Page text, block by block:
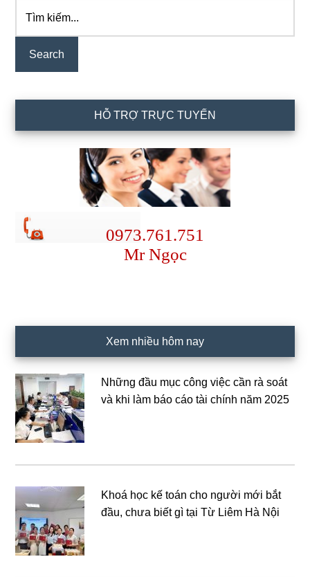
Primary
Sidebar
kiếm...
HỖ TRỢ TRỰC TUYẾN
0973.761.751
Mr Ngọc
Xem nhiều hôm nay
Những đầu mục công việc cần rà soát
và khi làm báo cáo tài chính năm 2025
Khoá học kế toán cho người mới bắt
đầu, chưa biết gì tại Từ Liêm Hà Nội